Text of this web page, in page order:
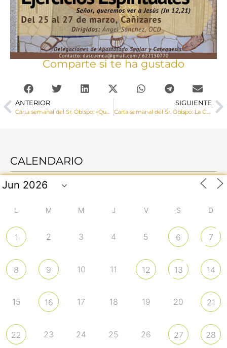
Comparte si te ha gustado
ANTERIOR SIGUIENTE
Carta semanal del Sr. Obispo: La Cuaresma es tiempo de purificación, que debe hacer más auténticamente cristiana nuestra vida personal
CALENDARIO
L M M J V S D
1 2 3 4 5 6 7
8 9 10 11 12 13 14
15 16 17 18 19 20 21
22 23 24 25 26 27 28